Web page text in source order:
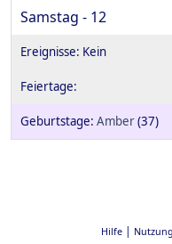
Samstag - 12
Amber(37)
Hilfe|